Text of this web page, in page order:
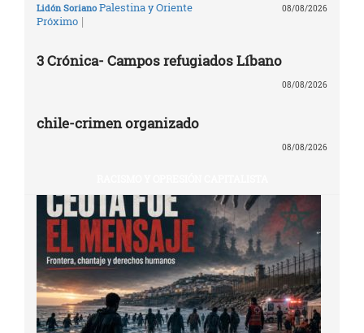
Lidón Soriano Palestina y Oriente
Próximo |
08/08/2026
3 Crónica- Campos refugiados Líbano
08/08/2026
chile-crimen organizado
08/08/2026